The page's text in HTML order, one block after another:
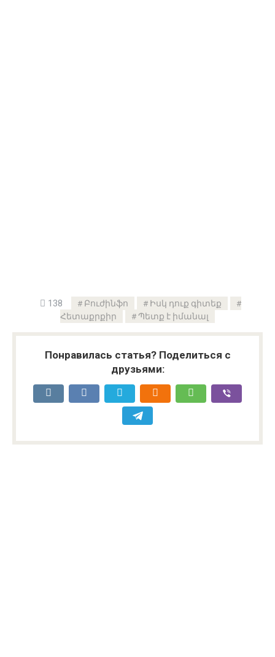
138 Բուժինֆո
Իսկ դուք գիտեք
Հետաքրքիր
Պետք է իմանալ
Понравилась статья? Поделиться с
друзьями: